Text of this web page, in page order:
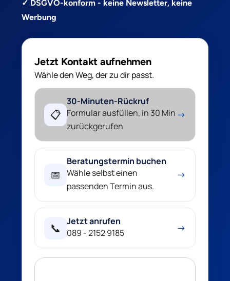
✓ DSGVO-konform - keine Newsletter, keine
Werbung
Jetzt Kontakt aufnehmen
Wähle den Weg, der zu dir passt.
📋
30-Minuten-Rückruf
Formular ausfüllen, in 30 Min
zurückgerufen
→
📅
Beratungstermin buchen
Wähle selbst einen
passenden Termin aus.
→
📞
Jetzt anrufen
089 - 2152 9185
→